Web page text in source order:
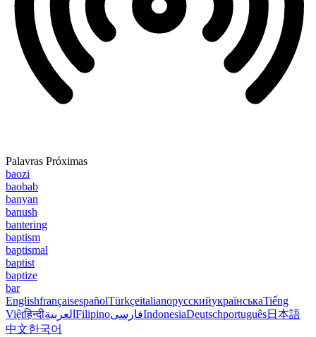
Palavras Próximas
baozi
baobab
banyan
banush
bantering
baptism
baptismal
baptist
baptize
bar
EnglishfrançaisespañolTürkçeitalianoрусскийукраїнськаTiếng
Việtहिन्दीالعربية FilipinoفارسیIndonesiaDeutschportuguês日本語
中文한국어